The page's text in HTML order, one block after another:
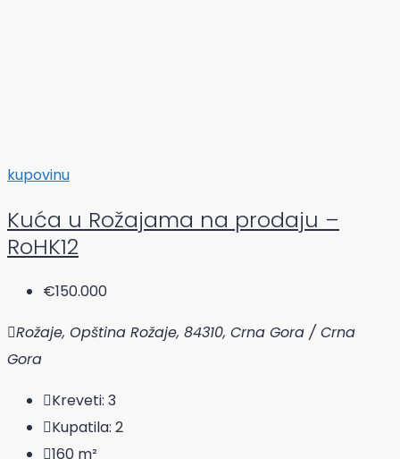
kupovinu
Kuća u Rožajama na prodaju –
RoHK12
€150.000
Rožaje, Opština Rožaje, 84310, Crna Gora / Crna
Gora
Kreveti: 3
Kupatila: 2
160 m²